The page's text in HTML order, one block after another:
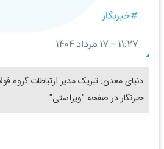
دنیای معدن: تبریک مدیر ارتباطات گروه
خبرنگار در صفحه "ویراستی"